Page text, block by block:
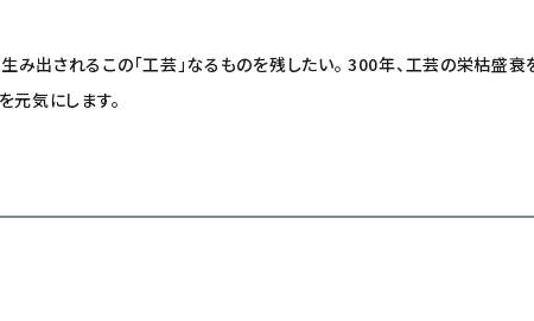
出されるこの「工芸」なるものを残したい。 300年、工芸の栄枯盛
元気にします。